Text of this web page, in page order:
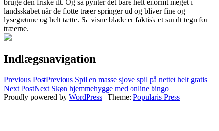
bruge den friske ilt. Og så pynter det bare helt enormt meget i
landsskabet når de flotte træer springer ud og bliver fine og
lysegrønne og helt tætte. Så visne blade er faktisk et sundt tegn for
træerne.
Indlægsnavigation
Previous PostPrevious Spil en masse sjove spil på nettet helt gratis
Next PostNext Skøn hjemmehygge med online bingo
Proudly powered by WordPress | Theme: Popularis Press